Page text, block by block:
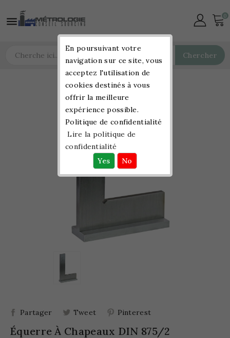
 0
Chercher
Partager Tweet Pinterest
Équerre À Chapeaux DIN 875/2
En poursuivant votre
navigation sur ce site, vous
acceptez l'utilisation de
cookies destinés à vous
offrir la meilleure
expérience possible.
Politique de confidentialité
Lire la politique de
confidentialité